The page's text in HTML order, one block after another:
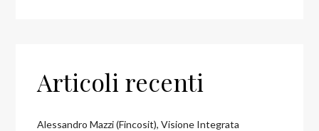
Articoli recenti
Alessandro Mazzi (Fincosit), Visione Integrata